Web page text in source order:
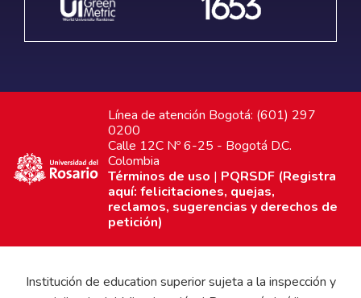
Línea de atención Bogotá: (601) 297
0200
Calle 12C Nº 6-25 - Bogotá D.C.
Colombia
Términos de uso | PQRSDF (Registra
aquí: felicitaciones, quejas,
reclamos, sugerencias y derechos de
petición)
Institución de education superior sujeta a la inspección y